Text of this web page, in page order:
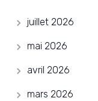
juillet 2026
mai 2026
avril 2026
mars 2026